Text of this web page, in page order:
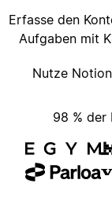
Erfasse den
Aufgaben mit
Nutze
98 % der